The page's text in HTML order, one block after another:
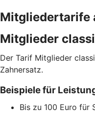
Mitgliedertarife
Mitglieder
Der Tarif Mitglieder
Zahnersatz.
Beispiele für
Bis zu 100 Euro für